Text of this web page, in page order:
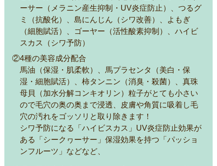
ーサー（メラニン産生抑制・UV炎症防止）、つるグ
ミ（抗酸化）、島にんじん（シワ改善）、よもぎ
（細胞賦活）、ゴーヤー（活性酸素抑制）、ハイビ
スカス（シワ予防）
②4種の美容成分配合
馬油（保湿・肌柔軟）、馬プラセンタ（美白・保
湿・細胞賦活）、柿タンニン（消臭・殺菌）、真珠
母貝（加水分解コンキオリン）粒子がとても小さい
ので毛穴の奥の奥まで浸透、皮膚や角質に吸着し毛
穴の汚れをゴッソリと取り除きます！
シワ予防になる「ハイビスカス」UV炎症防止効果が
ある「シークヮーサー」保湿効果を持つ「パッショ
ンフルーツ」などなど、